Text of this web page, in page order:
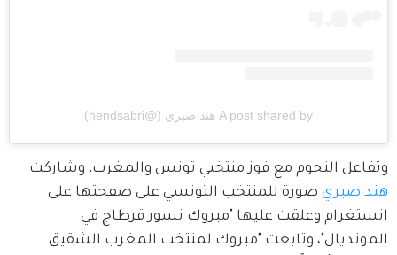
A post shared by هند صبري (@hendsabri)
وتفاعل النجوم مع فوز منتخبي تونس والمغرب، وشاركت
هند صبري صورة للمنتخب التونسي على صفحتها على
انستغرام وعلقت عليها "مبروك نسور قرطاج في
المونديال"، وتابعت "مبروك لمنتخب المغرب الشقيق